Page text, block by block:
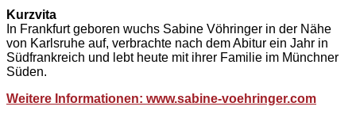
Kurzvita
In Frankfurt geboren wuchs Sabine Vöhringer in der Nähe
von Karlsruhe auf, verbrachte nach dem Abitur ein Jahr in
Südfrankreich und lebt heute mit ihrer Familie im Münchner
Süden.
Weitere Informationen: www.sabine-voehringer.com